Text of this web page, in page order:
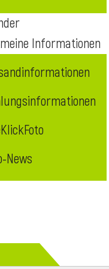
Informationen
News